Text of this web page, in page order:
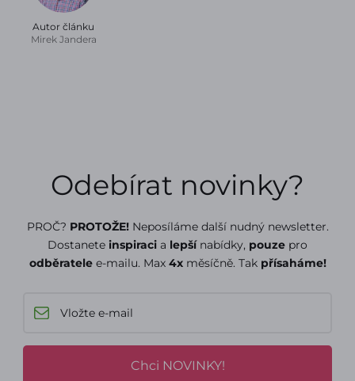
Autor článku
Mirek Jandera
Odebírat novinky?
PROČ? PROTOŽE! Neposíláme další nudný newsletter.
Dostanete inspiraci a lepšínabídky, pouze pro
odběratelee-mailu. Max 4xměsíčně. Tak přísaháme!
Chci NOVINKY!